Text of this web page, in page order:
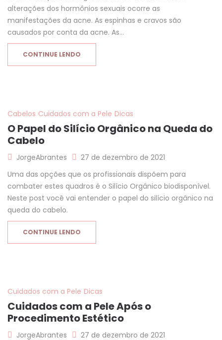
alterações dos hormônios sexuais ocorre as
manifestações da acne. As espinhas e cravos são
causados por conta da acne. As…
CONTINUE LENDO
Cabelos Cuidados com a Pele Dicas
O Papel do Silício Orgânico na Queda do
Cabelo
JorgeAbrantes
27 de dezembro de 2021
Uma das opções que os profissionais dispõem para
combater estes quadros é o Silício Orgânico biodisponível.
Neste post você vai entender o papel do silício orgânico na
queda do cabelo.
CONTINUE LENDO
Cuidados com a Pele Dicas
Cuidados com a Pele Após o
Procedimento Estético
JorgeAbrantes 27 de dezembro de 2021